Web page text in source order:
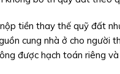
tiền thay thế quỹ đất
cung nhà ở cho người
được hạch toán riêng